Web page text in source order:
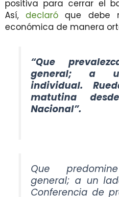
positiva para cerrar el
Así, declaróque debe
económica de manera
“Que
general; a
individual.
matutina
Nacional”.
Que
general; a un
Conferencia de